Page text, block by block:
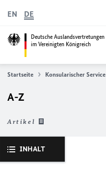
Deutsche Auslandsvertretungen
im Vereinigten Königreich
EN DE
Startseite Konsularischer Service
A-Z
Artikel
INHALT